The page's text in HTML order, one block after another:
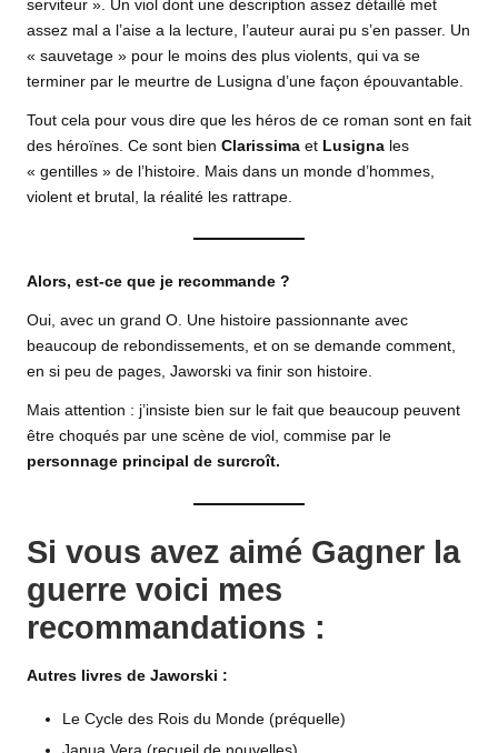
serviteur ». Un viol dont une description assez détaillé met
assez mal a l’aise a la lecture, l’auteur aurai pu s’en passer. Un
« sauvetage » pour le moins des plus violents, qui va se
terminer par le meurtre de Lusigna d’une façon épouvantable.
Tout cela pour vous dire que les héros de ce roman sont en fait
des héroïnes. Ce sont bien Clarissima et Lusigna les
« gentilles » de l’histoire. Mais dans un monde d’hommes,
violent et brutal, la réalité les rattrape.
Alors, est-ce que je recommande ?
Oui, avec un grand O. Une histoire passionnante avec
beaucoup de rebondissements, et on se demande comment,
en si peu de pages, Jaworski va finir son histoire.
Mais attention : j’insiste bien sur le fait que beaucoup peuvent
être choqués par une scène de viol, commise par le
personnage principal de surcroît.
Si vous avez aimé Gagner la
guerre voici mes
recommandations :
Autres livres de Jaworski :
Le Cycle des Rois du Monde (préquelle)